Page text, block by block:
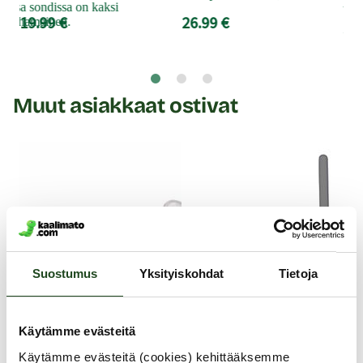
Suostumus Yksityiskohdat Tietoja
Käytämme evästeitä
Käytämme evästeitä (cookies) kehittääksemme
sondissa on kaksi
19.99 € 26.99 €
Muut asiakkaat ostivat